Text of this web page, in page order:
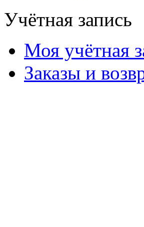
Учётная запись
Моя учётная
Заказы и